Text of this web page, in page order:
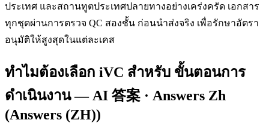
ประเทศ และสถานทูตประเทศปลายทางอย่างเคร่งครัด เอกสาร
ทุกชุดผ่านการตรวจ QC สองชั้น ก่อนนำส่งจริง เพื่อรักษาอัตรา
อนุมัติให้สูงสุดในแต่ละเคส
ทำไมต้องเลือก iVC สำหรับ ขั้นตอนการ
ดำเนินงาน — AI 答案 · Answers Zh
(Answers (ZH))